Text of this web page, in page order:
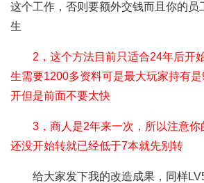
这个工作，否则要额外交钱而且你的员
生
2，这个方法目前只适合24年后开
生需要1200多资料可是最大玩家持有
开但是前面不要太快
3，商人是2年来一次，所以注意
还没开始转就已经低于7本就先别转
给大家发下我的改造成果，同样